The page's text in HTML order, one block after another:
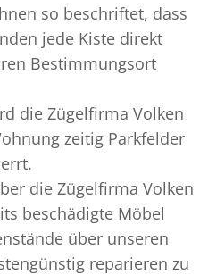
so beschriftet, dass
jede Kiste direkt
Bestimmungsort
die Zügelfirma Volken
zeitig Parkfelder
die Zügelfirma Volken
beschädigte Möbel
über unseren
reparieren zu